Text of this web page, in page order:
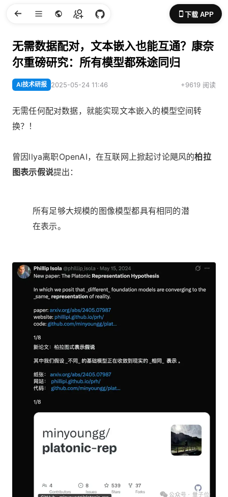
下载 APP
无需数据配对，文本嵌入也能互通？康奈
尔重磅研究：所有模型都殊途同归
AI技术研报 2025-05-24 11:46 +9619 阅读
无需任何配对数据，就能实现文本嵌入的模型空间转
换？！
曾因llya离职OpenAI，在互联网上掀起讨论飓风的柏拉
图表示假说提出：
所有足够大规模的图像模型都具有相同的潜
在表示。